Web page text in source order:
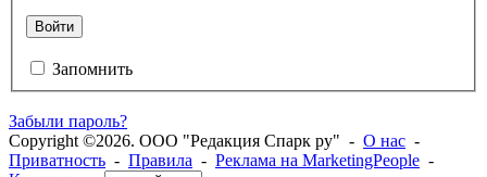
Войти
Запомнить
Забыли пароль?
Copyright ©2026. ООО "Редакция Спарк ру" - О нас -
Приватность - Правила - Реклама на MarketingPeople -